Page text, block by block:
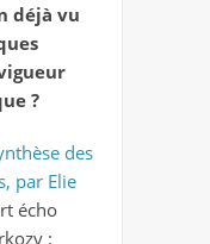
déjà vu
?
des
par Elie
écho
: